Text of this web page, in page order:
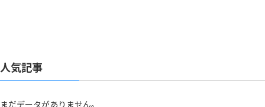
人気記事
まだデータがありません。